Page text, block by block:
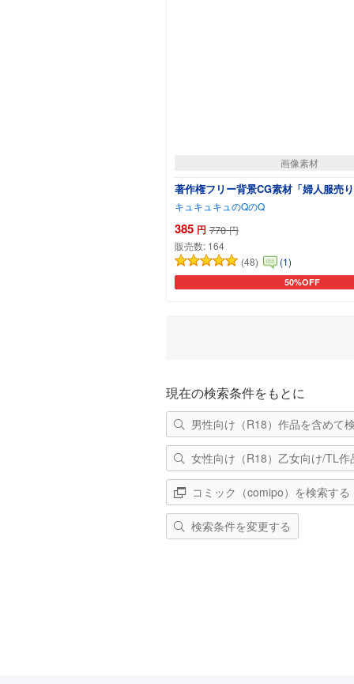
画像素材
著作権フリー背景CG素材「婦人服売
キュキュキュのQのQ
385 円 770 円
販売数: 164
(48)
(1)
50%OFF
カートに追加
現在の検索条件をもとに
男性向け（R18）作品を含めて
女性向け（R18）乙女向け/TL作
コミック（comipo）を検索する
検索条件を変更する